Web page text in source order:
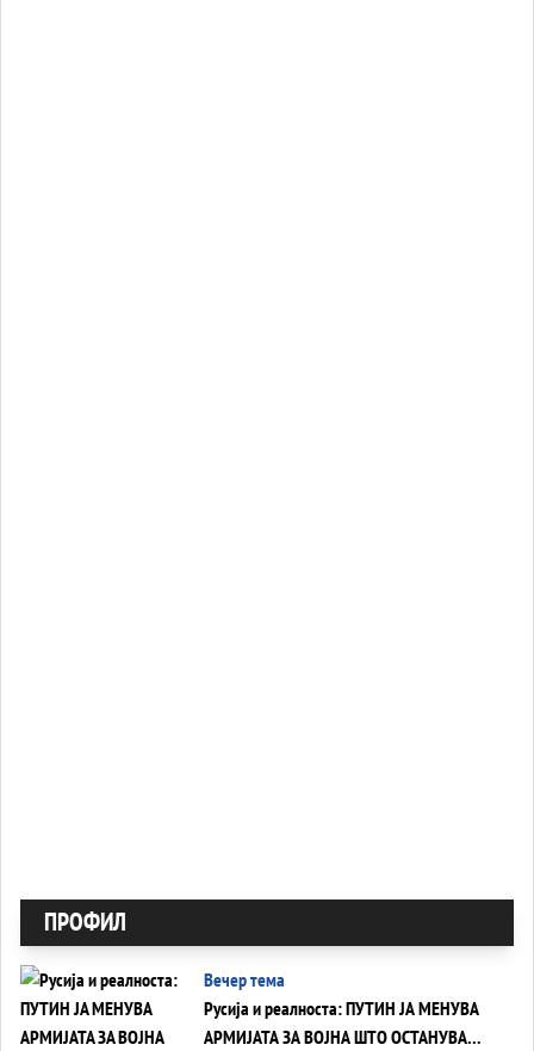
ПРОФИЛ
Вечер тема
Русија и реалноста: ПУТИН ЈА МЕНУВА
АРМИЈАТА ЗА ВОЈНА ШТО ОСТАНУВА